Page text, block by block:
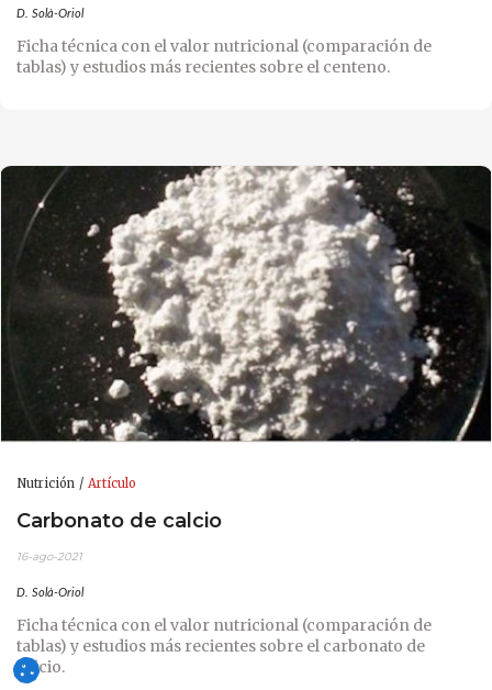
D. Solà-Oriol
Ficha técnica con el valor nutricional (comparación de
tablas) y estudios más recientes sobre el centeno.
Nutrición Artículo
Carbonato de calcio
16-ago-2021
D. Solà-Oriol
Ficha técnica con el valor nutricional (comparación de
tablas) y estudios más recientes sobre el carbonato de
calcio.